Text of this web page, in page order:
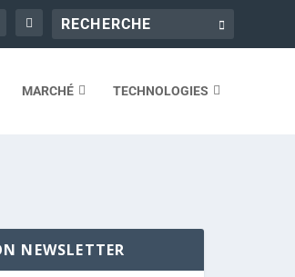
MARCHÉ TECHNOLOGIES
NEWSLETTER